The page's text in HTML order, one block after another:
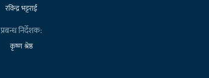
रविन्द्र भट्टराई
प्रबन्ध निर्देशक:
कृष्ण श्रेष्ठ